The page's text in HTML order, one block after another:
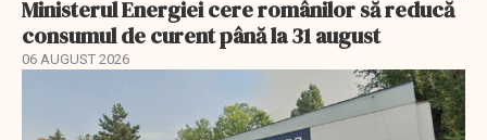
Ministerul Energiei cere românilor să reducă
consumul de curent până la 31 august
06 AUGUST 2026